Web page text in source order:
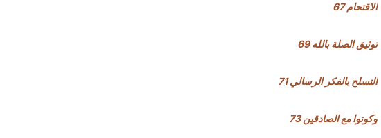
الاقتحام 67
توثيق الصلة بالله 69
التسلح بالفكر الرسالي 71
وكونوا مع الصادقين 73